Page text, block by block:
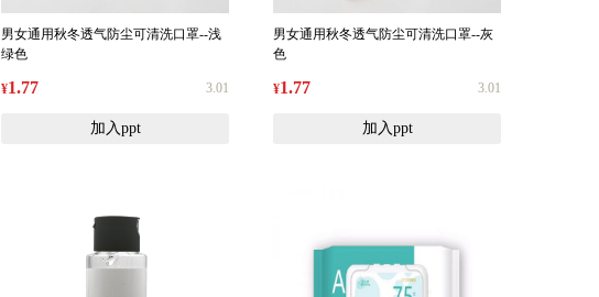
男女通用秋冬透气防尘可清洗口罩--浅
绿色
¥1.77 3.01
加入ppt
男女通用秋冬透气防尘可清洗口罩--灰
色
¥1.77 3.01
加入ppt